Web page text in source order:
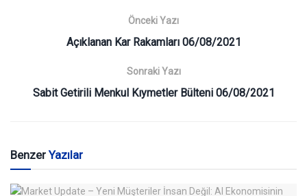
Önceki Yazı
Açıklanan Kar Rakamları 06/08/2021
Sonraki Yazı
Sabit Getirili Menkul Kıymetler Bülteni 06/08/2021
BenzerYazılar